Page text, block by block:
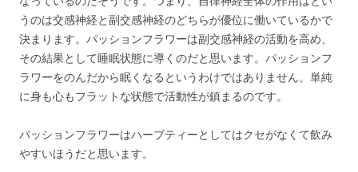
うのは交感神経と副交感神経のどちらが優位に働いているかで
決まります。パッションフラワーは副交感神経の活動を高め、
その結果として睡眠状態に導くのだと思います。パッションフ
ラワーをのんだから眠くなるというわけではありません。単純
に身も心もフラットな状態で活動性が鎮まるのです。
パッションフラワーはハーブティーとしてはクセがなくて飲み
やすいほうだと思います。